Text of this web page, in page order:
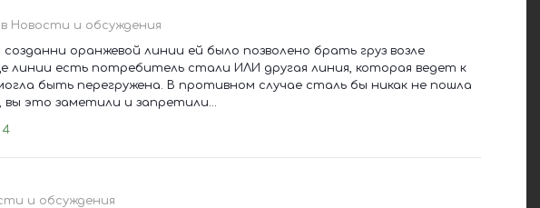
Новости и обсуждения
оранжевой линии ей было позволено брать груз возле
линии есть потребитель стали ИЛИ другая линия, которая ведет к
быть перегружена. В противном случае сталь бы никак не пошла
это заметили и запретили...
4
и обсуждения